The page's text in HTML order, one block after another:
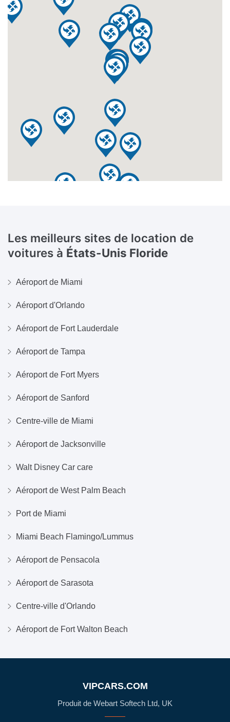
Les meilleurs sites de location de
voitures à États-Unis Floride
Aéroport de Miami
Aéroport d'Orlando
Aéroport de Fort Lauderdale
Aéroport de Tampa
Aéroport de Fort Myers
Aéroport de Sanford
Centre-ville de Miami
Aéroport de Jacksonville
Walt Disney Car care
Aéroport de West Palm Beach
Port de Miami
Miami Beach Flamingo/Lummus
Aéroport de Pensacola
Aéroport de Sarasota
Centre-ville d'Orlando
Aéroport de Fort Walton Beach
VIPCARS.COM
Produit de Webart Softech Ltd, UK